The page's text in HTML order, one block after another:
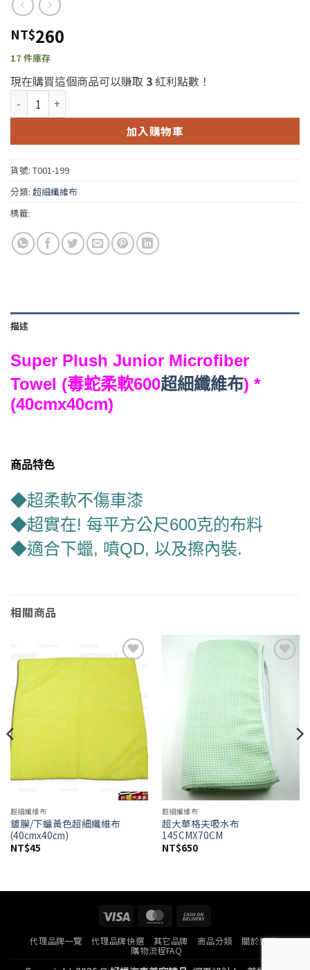
NT$260
17 件庫存
現在購買這個商品可以賺取 3紅利點數！
Super Plush Junior Microfiber Towel (毒蛇柔軟600超細纖維布)
加入購物車
貨號: T001-199
分類: 超細纖維布
標籤:
描述
Super Plush Junior Microfiber
Towel (毒蛇柔軟600超細纖維布) *
(40cmx40cm)
商品特色
◆超柔軟不傷車漆
◆超實在! 每平方公尺600克的布料
◆適合下蠟, 噴QD, 以及擦內裝.
相關商品
Add to
wishlist
超細纖維布
鍍膜/下蠟黃色超細纖維布
(40cmx40cm)
NT$45
Add to
wishlist
超細纖維布
超大華格夫吸水布
145CMX70CM
NT$650
Visa MasterCard
Delivery
代理品牌一覽 代理品牌快選 其它品牌 商品分類 關於好蠟
購物流程FAQ